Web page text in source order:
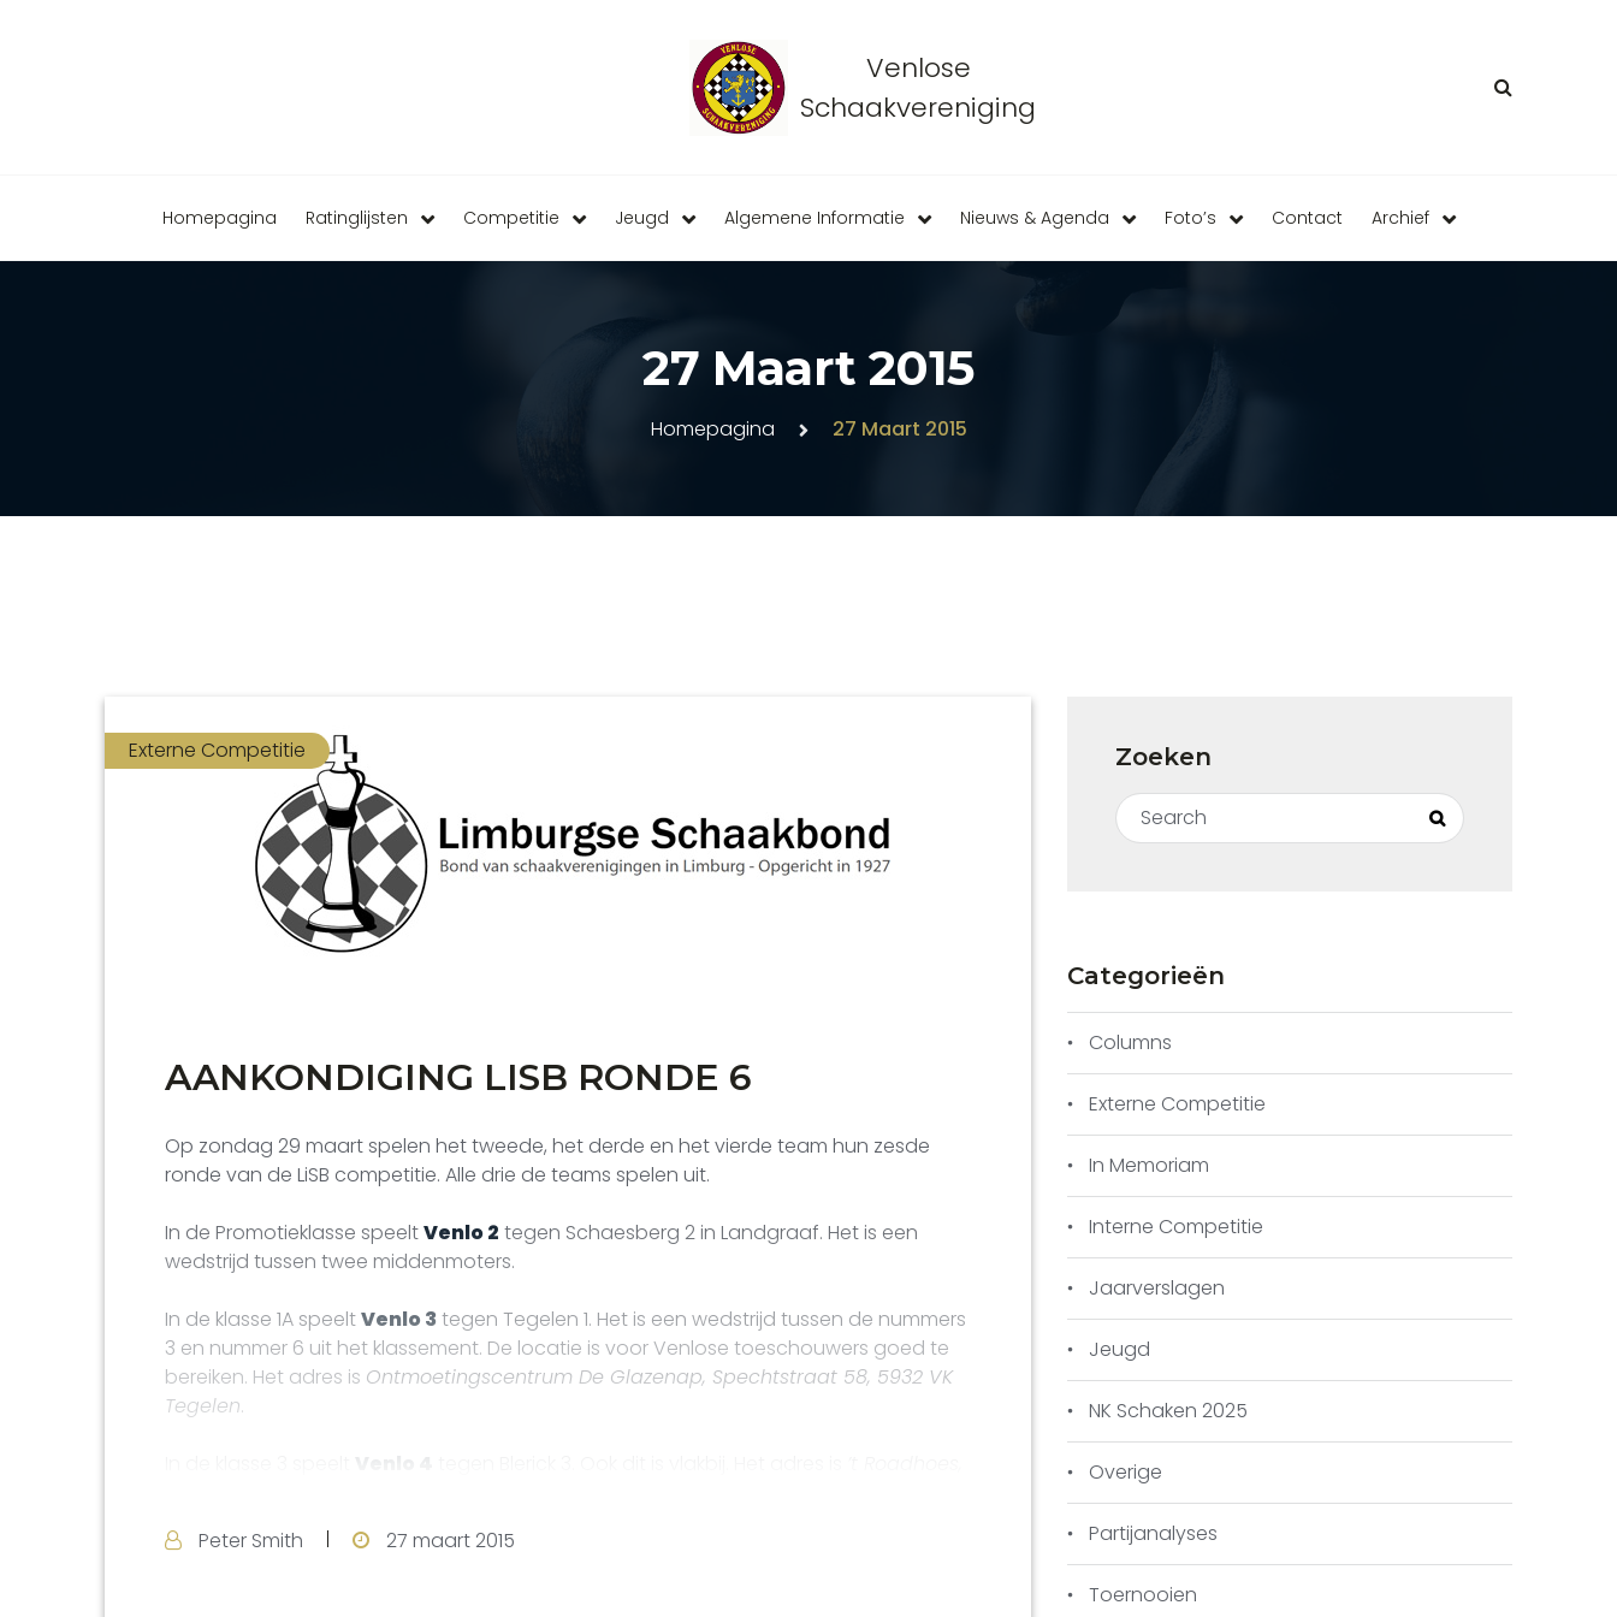
Venlose
Schaakvereniging
Homepagina Ratinglijsten Competitie Jeugd Algemene Informatie Nieuws & Agenda Foto’s Contact Archief
27 Maart 2015
Homepagina 27 Maart 2015
Externe Competitie
AANKONDIGING LISB RONDE 6
Op zondag 29 maart spelen het tweede, het derde en het vierde team hun zesde
ronde van de LiSB competitie. Alle drie de teams spelen uit.
In de Promotieklasse speeltVenlo 2 tegen Schaesberg 2 in Landgraaf. Het is een
wedstrijd tussen twee middenmoters.
In de klasse 1A speeltVenlo 3 tegen Tegelen 1. Het is een wedstrijd tussen de nummers
3 en nummer 6 uit het klassement. De locatie is voor Venlose toeschouwers goed te
bereiken. Het adres is Ontmoetingscentrum De Glazenap, Spechtstraat 58, 5932 VK
Tegelen.
Peter Smith
27 maart 2015
Zoeken
Search for:
Search
Categorieën
Columns
Externe Competitie
In Memoriam
Interne Competitie
Jaarverslagen
Jeugd
NK Schaken 2025
Overige
Partijanalyses
Toernooien